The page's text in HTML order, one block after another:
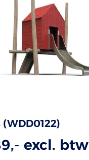
,- excl. btw